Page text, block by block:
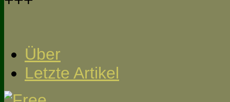
Über
Letzte Artikel